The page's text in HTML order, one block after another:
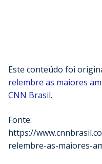
Este conteúdo foi
relembre as maiores
CNN Brasil.
Fonte:
https://
relembre-as-maiores-